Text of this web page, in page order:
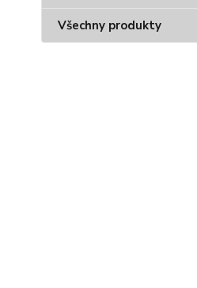
Všechny produkty